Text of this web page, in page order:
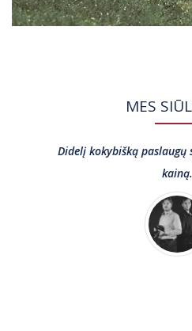
MES
Didelį kokybišką
kainą.